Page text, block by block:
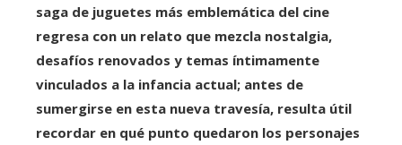
saga de juguetes más emblemática del cine
regresa con un relato que mezcla nostalgia,
desafíos renovados y temas íntimamente
vinculados a la infancia actual; antes de
sumergirse en esta nueva travesía, resulta útil
recordar en qué punto quedaron los personajes